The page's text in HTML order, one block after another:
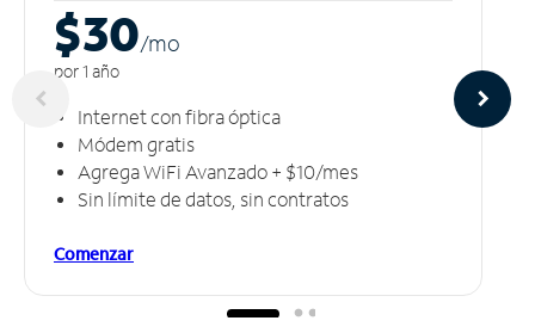
$30/mo
por 1 año
Internet con fibra óptica
Módem gratis
Agrega WiFi Avanzado + $10/mes
Sin límite de datos, sin contratos
Comenzar